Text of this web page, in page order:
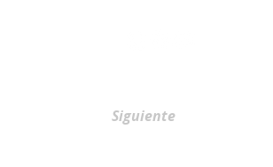
Siguiente